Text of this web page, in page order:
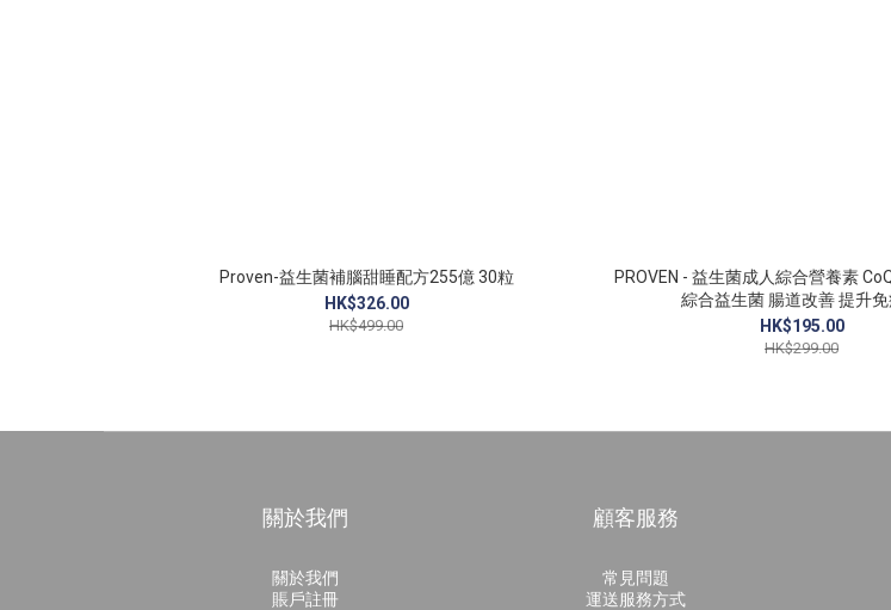
Proven-益生菌補腦甜睡配方255億 30粒
HK$326.00
HK$499.00
PROVEN - 益生菌成人綜合營養素
綜合益生菌 腸道改善 提升免
HK$195.00
HK$299.00
關於我們
關於我們
賬戶註冊
顧客服務
常見問題
運送服務方式